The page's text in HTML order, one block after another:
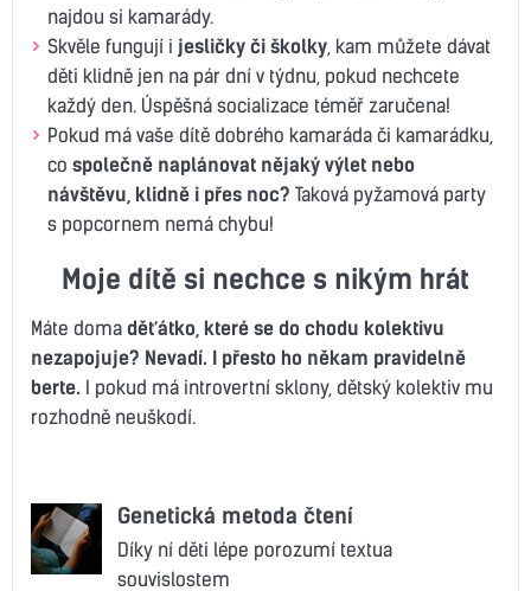
najdou si kamarády.
Skvěle fungují i jesličky či školky , kam můžete dávat
děti klidně jen na pár dní v týdnu, pokud nechcete
každý den. Úspěšná socializace téměř zaručena!
Pokud má vaše dítě dobrého kamaráda či kamarádku,
co společně naplánovat nějaký výlet nebo
návštěvu, klidně i přes noc? Taková pyžamová party
s popcornem nemá chybu!
Moje dítě si nechce s nikým hrát
Máte doma děťátko, které se do chodu kolektivu
nezapojuje? Nevadí. I přesto ho někam pravidelně
berte. I pokud má introvertní sklony, dětský kolektiv mu
rozhodně neuškodí.
Genetická metoda čtení
Díky ní děti lépe porozumí textua
souvislostem